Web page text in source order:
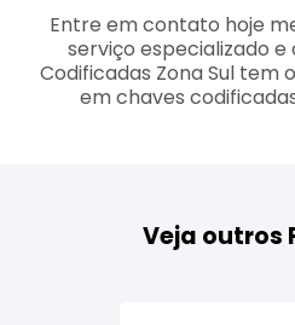
Entre em contato hoje
serviço especializado e
Codificadas Zona Sul tem
em chaves
Veja outros